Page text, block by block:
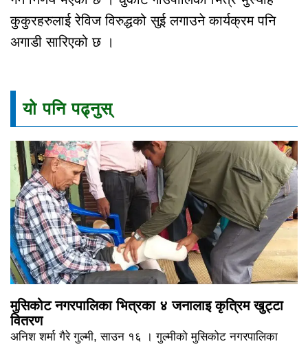
कुकुरहरुलाई रेविज विरुद्धको सुई लगाउने कार्यक्रम पनि
अगाडी सारिएको छ ।
यो पनि पढ्नुस्
मुसिकोट नगरपालिका भित्रका ४ जनालाइ कृत्रिम खुट्टा
वितरण
अनिश शर्मा गैरे गुल्मी, साउन १६ । गुल्मीको मुसिकोट नगरपालिका